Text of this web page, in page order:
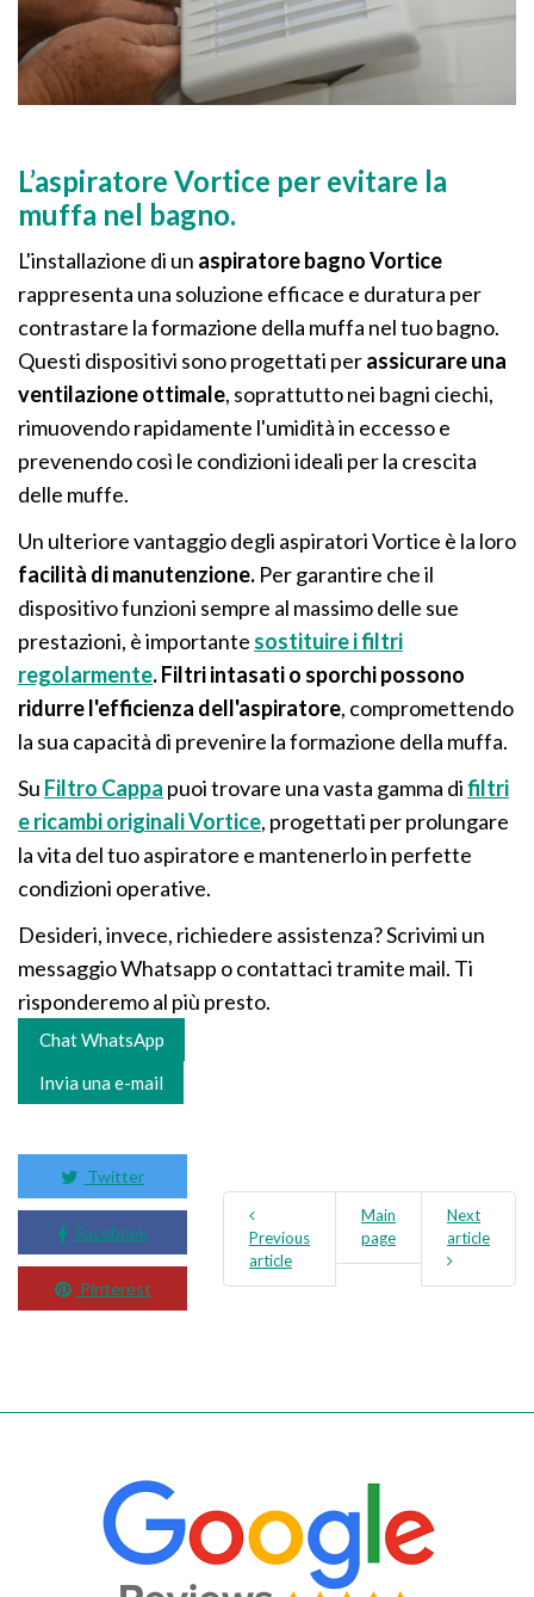
L’aspiratore Vortice per evitare la
muffa nel bagno.
L'installazione di un aspiratore bagno Vortice
rappresenta una soluzione efficace e duratura per
contrastare la formazione della muffa nel tuo bagno.
Questi dispositivi sono progettati perassicurare una
ventilazione ottimale, soprattutto nei bagni ciechi,
rimuovendo rapidamente l'umidità in eccesso e
prevenendo così le condizioni ideali per la crescita
delle muffe.
Un ulteriore vantaggio degli aspiratori Vortice è la loro
facilità di manutenzione. Per garantire che il
dispositivo funzioni sempre al massimo delle sue
prestazioni, è importante sostituire i filtri
regolarmente. Filtri intasati o sporchi possono
ridurre l'efficienza dell'aspiratore, compromettendo
la sua capacità di prevenire la formazione della muffa.
Su Filtro Cappa puoi trovare una vasta gamma difiltri
e ricambi originali Vortice, progettati per prolungare
la vita del tuo aspiratore e mantenerlo in perfette
condizioni operative.
Desideri, invece, richiedere assistenza? Scrivimi un
messaggio Whatsapp o contattaci tramite mail. Ti
risponderemo al più presto.
Chat WhatsApp
Invia una e-mail
Twitter
Facebook
Pinterest
Previous
article
Main
page
Next
article